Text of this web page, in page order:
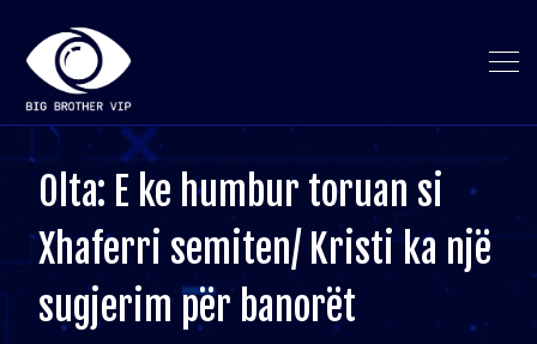
Olta: E ke humbur toruan si
Xhaferri semiten/ Kristi ka një
sugjerim për banorët